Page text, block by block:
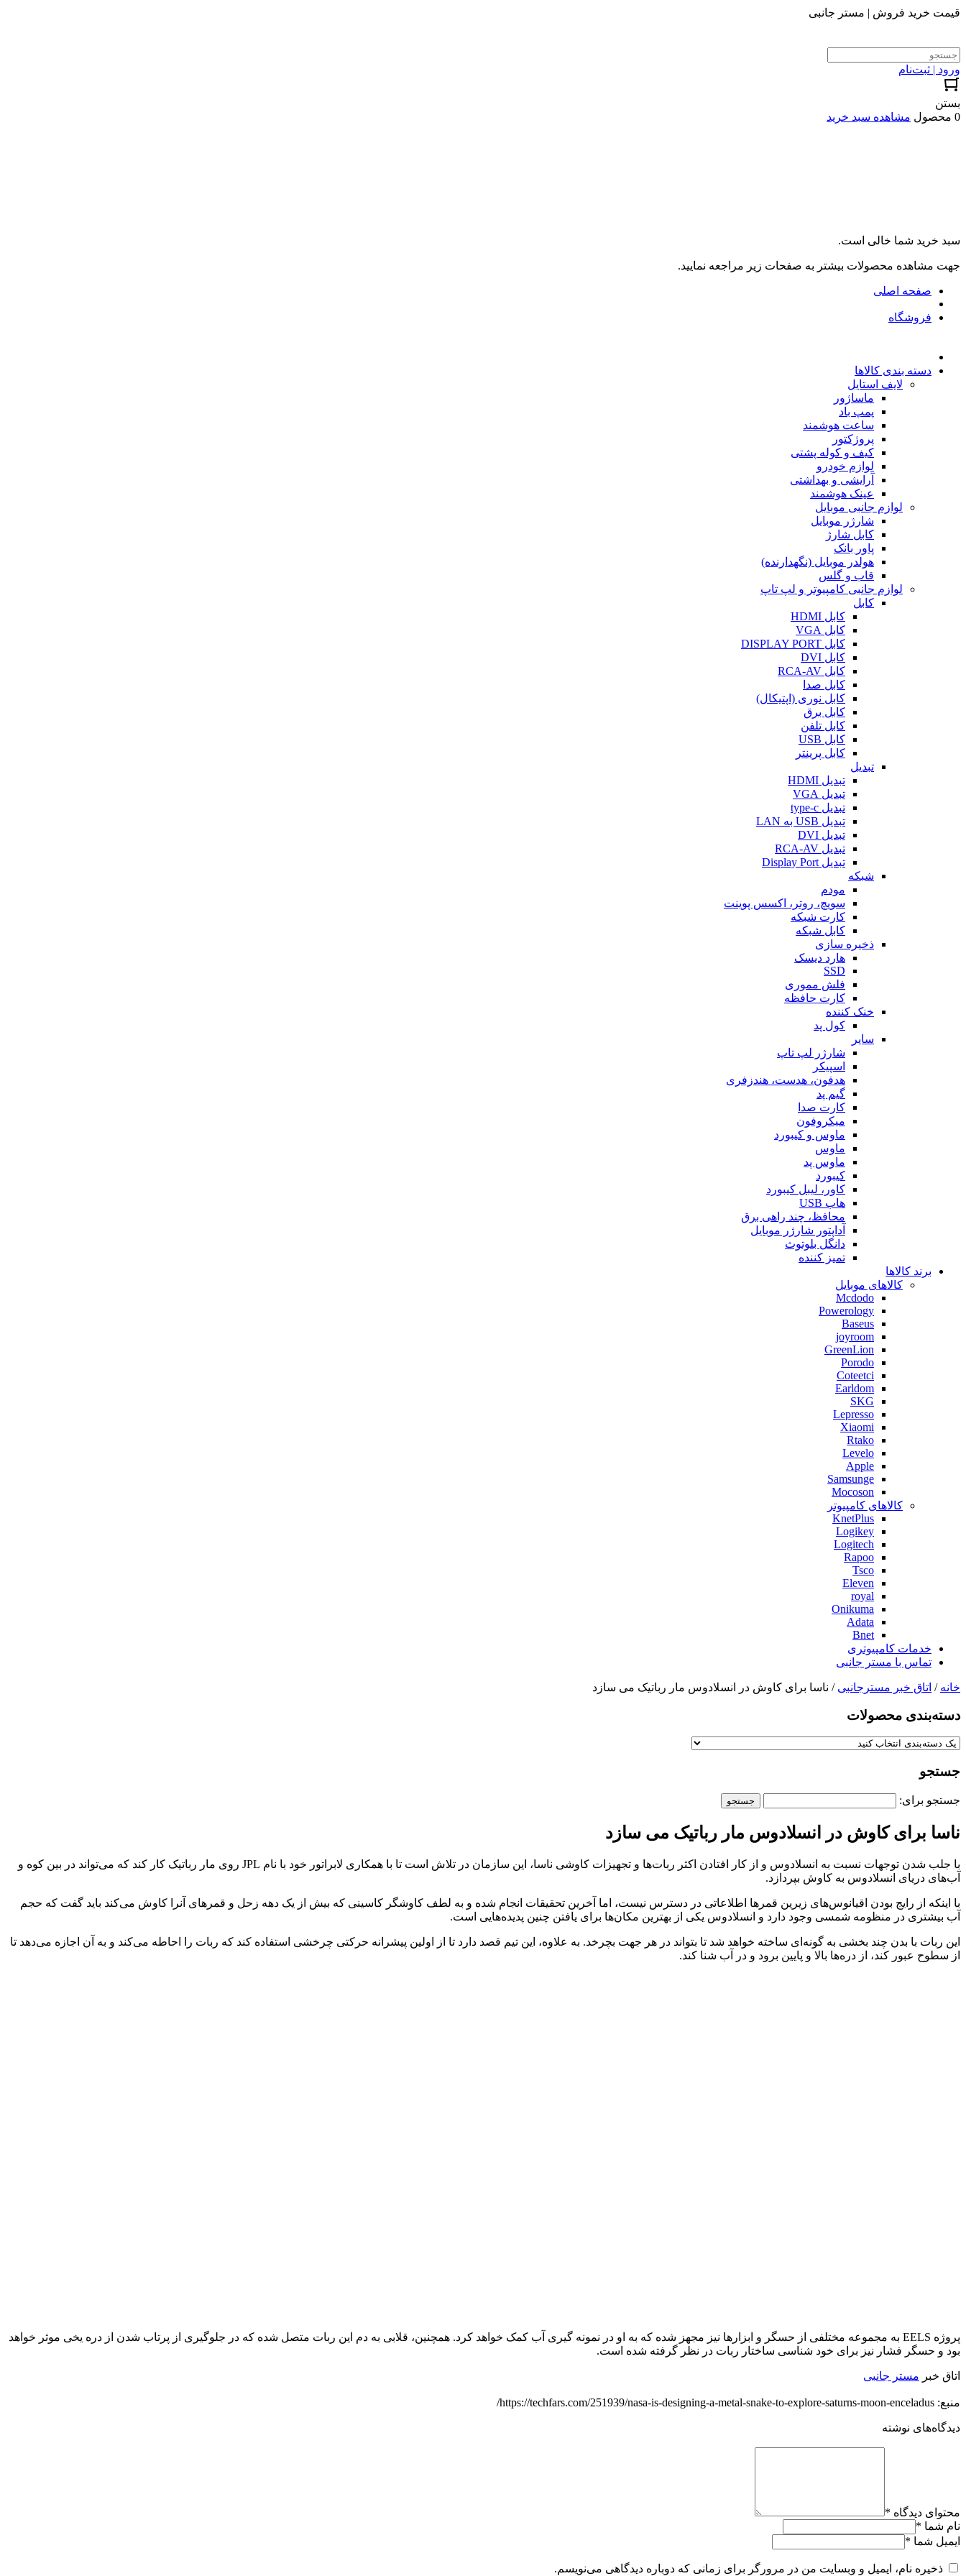
قیمت خرید فروش | مستر جانبی
ورود | ثبت‌نام
بستن
0 محصول
مشاهده سبد خرید
سبد خرید شما خالی است.
جهت مشاهده محصولات بیشتر به صفحات زیر مراجعه نمایید.
صفحه اصلی
فروشگاه
دسته بندی کالاها
لایف استایل
ماساژور
پمپ باد
ساعت هوشمند
پروژکتور
کیف و کوله پشتی
لوازم خودرو
آرایشی و بهداشتی
عینک هوشمند
لوازم جانبی موبایل
شارژر موبایل
کابل شارژ
پاور بانک
هولدر موبایل (نگهدارنده)
قاب و گلس
لوازم جانبی کامپیوتر و لپ تاپ
کابل
کابل HDMI
کابل VGA
کابل DISPLAY PORT
کابل DVI
کابل RCA-AV
کابل صدا
کابل نوری (اپتیکال)
کابل برق
کابل تلفن
کابل USB
کابل پرینتر
تبدیل
تبدیل HDMI
تبدیل VGA
تبدیل type-c
تبدیل USB به LAN
تبدیل DVI
تبدیل RCA-AV
تبدیل Display Port
شبکه
مودم
سویچ، روتر، اکسس پوینت
کارت شبکه
کابل شبکه
ذخیره سازی
هارد دیسک
SSD
فلش مموری
کارت حافظه
خنک کننده
کول پد
سایر
شارژر لپ تاپ
اسپیکر
هدفون، هدست، هندزفری
گیم پد
کارت صدا
میکروفون
ماوس و کیبورد
ماوس
ماوس پد
کیبورد
کاور، لیبل کیبورد
هاب USB
محافظ، چند راهی برق
آداپتور شارژر موبایل
دانگل بلوتوث
تمیز کننده
برند کالاها
کالاهای موبایل
Mcdodo
Powerology
Baseus
joyroom
GreenLion
Porodo
Coteetci
Earldom
SKG
Lepresso
Xiaomi
Rtako
Levelo
Apple
Samsunge
Mocoson
کالاهای کامپیوتر
KnetPlus
Logikey
Logitech
Rapoo
Tsco
Eleven
royal
Onikuma
Adata
Bnet
خدمات کامپیوتری
تماس با مستر جانبی
خانه / اتاق خبر مسترجانبی / ناسا برای کاوش در انسلادوس مار رباتیک می سازد
دسته‌بندی‌ محصولات
جستجو
جستجو برای:
ناسا برای کاوش در انسلادوس مار رباتیک می سازد
با جلب شدن توجهات نسبت به انسلادوس و از کار افتادن اکثر ربات‌ها و تجهیزات کاوشی ناسا، این سازمان در تلاش است تا با همکاری لابراتور خود با نام JPL روی مار رباتیک کار کند که می‌تواند در بین کوه و
آب‌های دریای انسلادوس به کاوش بپردازد.
با اینکه از رایج بودن اقیانوس‌های زیرین قمرها اطلاعاتی در دسترس نیست، اما آخرین تحقیقات انجام شده و به لطف کاوشگر کاسینی که بیش از یک دهه زحل و قمرهای آنرا کاوش می‌کند باید گفت که حجم
آب بیشتری در منظومه شمسی وجود دارد و انسلادوس یکی از بهترین مکان‌ها برای یافتن چنین پدیده‌هایی است.
این ربات با بدن چند بخشی به گونه‌ای ساخته خواهد شد تا بتواند در هر جهت بچرخد. به علاوه، این تیم قصد دارد تا از اولین پیشرانه حرکتی چرخشی استفاده کند که ربات را احاطه می‌کند و به آن اجازه می‌دهد تا
از سطوح عبور کند، از دره‌ها بالا و پایین برود و در آب شنا کند.
پروژه EELS به مجموعه مختلفی از حسگر و ابزارها نیز مجهز شده که به او در نمونه گیری آب کمک خواهد کرد. همچنین، قلابی به دم این ربات متصل شده که در جلوگیری از پرتاب شدن از دره یخی موثر خواهد
بود و حسگر فشار نیز برای خود شناسی ساختار ربات در نظر گرفته شده است.
اتاق خبر مستر جانبی
منبع: https://techfars.com/251939/nasa-is-designing-a-metal-snake-to-explore-saturns-moon-enceladus/
دیدگاه‌های نوشته
محتوای دیدگاه *
نام شما *
ایمیل شما *
ذخیره نام، ایمیل و وبسایت من در مرورگر برای زمانی که دوباره دیدگاهی می‌نویسم.